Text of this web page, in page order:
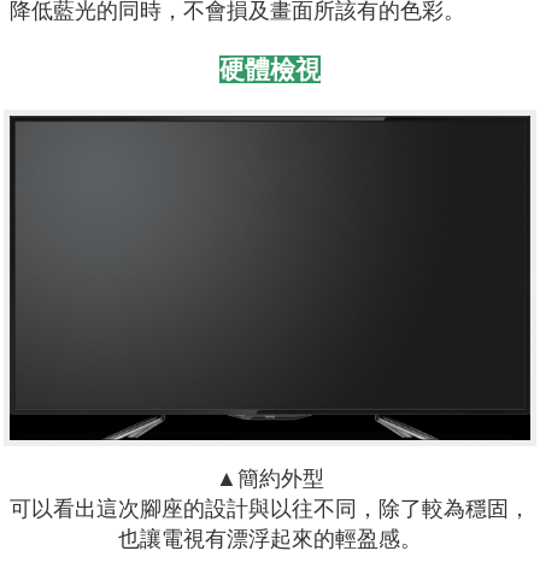
降低藍光的同時，不會損及畫面所該有的色彩。
硬體檢視
▲簡約外型
可以看出這次腳座的設計與以往不同，除了較為穩固，
也讓電視有漂浮起來的輕盈感。